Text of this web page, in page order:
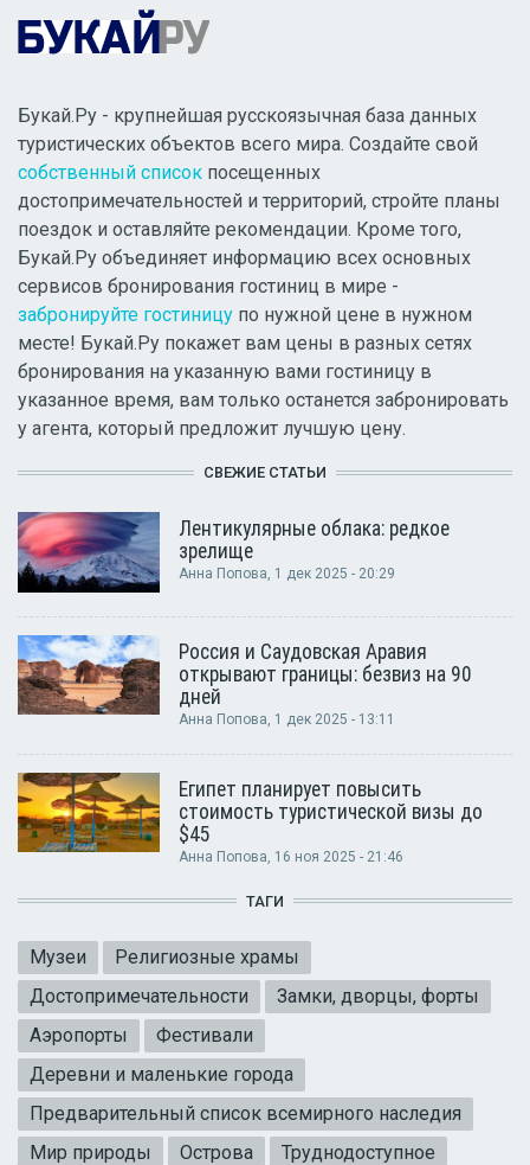
Букай.Ру - крупнейшая русскоязычная база данных
туристических объектов всего мира. Создайте свой
собственный список посещенных
достопримечательностей и территорий, стройте планы
поездок и оставляйте рекомендации. Кроме того,
Букай.Ру объединяет информацию всех основных
сервисов бронирования гостиниц в мире -
забронируйте гостиницу по нужной цене в нужном
месте! Букай.Ру покажет вам цены в разных сетях
бронирования на указанную вами гостиницу в
указанное время, вам только останется забронировать
у агента, который предложит лучшую цену.
СВЕЖИЕ СТАТЬИ
Лентикулярные облака: редкое
зрелище
Анна Попова, 1 дек 2025 - 20:29
Россия и Саудовская Аравия
открывают границы: безвиз на 90
дней
Анна Попова, 1 дек 2025 - 13:11
Египет планирует повысить
стоимость туристической визы до
$45
Анна Попова, 16 ноя 2025 - 21:46
ТАГИ
Музеи
Религиозные храмы
Достопримечательности
Замки, дворцы, форты
Аэропорты
Фестивали
Деревни и маленькие города
Предварительный список всемирного наследия
Мир природы
Острова
Труднодоступное